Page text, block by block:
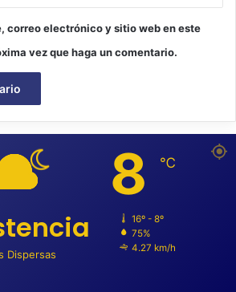
correo electrónico y sitio web en este
vez que haga un comentario.
Dispersas
8 ℃
16º - 8º
75%
4.27 km/h